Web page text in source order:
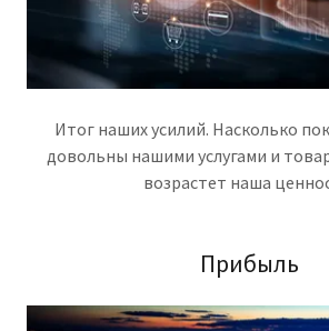
Итог наших усилий. Насколько
довольны нашими услугами и
возрастет наша
Прибыль